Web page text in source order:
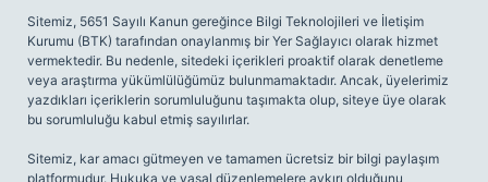
Sitemiz, 5651 Sayılı Kanun gereğince Bilgi Teknolojileri ve İletişim
Kurumu (BTK) tarafından onaylanmış bir Yer Sağlayıcı olarak hizmet
vermektedir. Bu nedenle, sitedeki içerikleri proaktif olarak denetleme
veya araştırma yükümlülüğümüz bulunmamaktadır. Ancak, üyelerimiz
yazdıkları içeriklerin sorumluluğunu taşımakta olup, siteye üye olarak
bu sorumluluğu kabul etmiş sayılırlar.
Sitemiz, kar amacı gütmeyen ve tamamen ücretsiz bir bilgi paylaşım
platformudur. Hukuka ve yasal düzenlemelere aykırı olduğunu